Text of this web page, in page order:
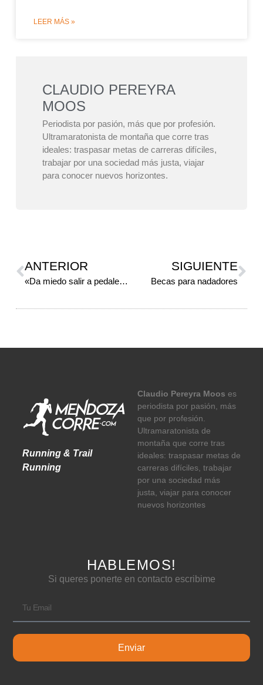
LEER MÁS »
CLAUDIO PEREYRA
MOOS
Periodista por pasión, más que por profesión.
Ultramaratonista de montaña que corre tras
ideales: traspasar metas de carreras difíciles,
trabajar por una sociedad más justa, viajar
para conocer nuevos horizontes.
ANTERIOR
«Da miedo salir a pedalear»
SIGUIENTE
Becas para nadadores
Running & Trail
Running
Claudio Pereyra Moos es
periodista por pasión, más
que por profesión.
Ultramaratonista de
montaña que corre tras
ideales: traspasar metas de
carreras difíciles, trabajar
por una sociedad más
justa, viajar para conocer
nuevos horizontes
HABLEMOS!
Si queres ponerte en contacto escribime
Enviar